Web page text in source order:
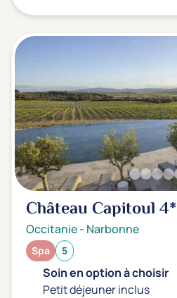
Château Capitoul4*
Occitanie- Narbonne
Spa 5
Soin en option à choisir
Petit déjeuner inclus